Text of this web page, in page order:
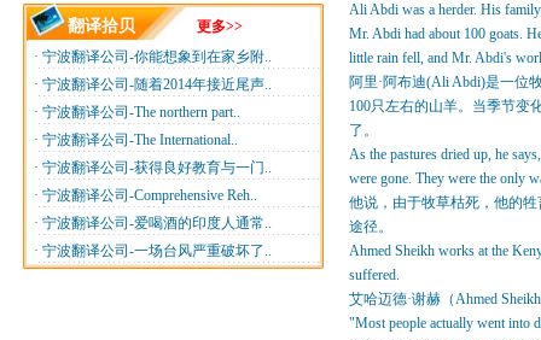
翻译拾贝
更多>>
· 宁波翻译公司-你能想象到在家乡附..
· 宁波翻译公司-随着2014年接近尾声..
· 宁波翻译公司-The northern part..
· 宁波翻译公司-The International..
· 宁波翻译公司-获得良好教育与一门..
· 宁波翻译公司-Comprehensive Reh..
· 宁波翻译公司-爱喝酒的印度人通常..
· 宁波翻译公司-一场台风严重破坏了..
Ali Abdi was a herder. His
Mr. Abdi had about 100 goats.
little rain fell, and Mr. Abdi's
阿里·阿布迪(Ali Abdi)是一位
100只左右的山羊。当季节变
了。
As the pastures dried up, he
were gone. They were the only
他说，由于牧草枯死，他的
途径。
Ahmed Sheikh works at the
suffered.
艾哈迈德·谢赫（Ahmed
"Most people actually went into